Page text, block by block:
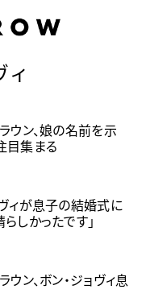
ウン、娘の名前を示
目集まる
ヴィが息子の結婚式に
しかったです」
ウン、ボン・ジョヴィ息